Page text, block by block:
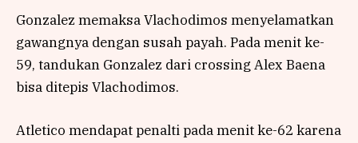
Gonzalez memaksa Vlachodimos menyelamatkan
gawangnya dengan susah payah. Pada menit ke-
59, tandukan Gonzalez dari crossing Alex Baena
bisa ditepis Vlachodimos.
Atletico mendapat penalti pada menit ke-62 karena